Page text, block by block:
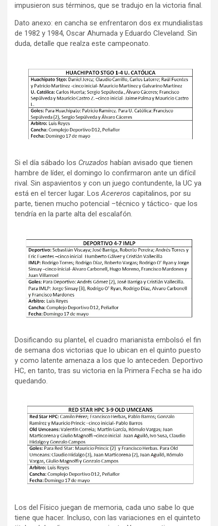
impusieron sus términos, que se tradujo en la victoria final.
Dato anexo: en cancha se enfrentaron dos ex mundialistas
de 1982 y 1984, Oscar Ahumada y Eduardo Cleveland. Sin
duda, detalle que realza este campeonato.
Si el día sábado los Cruzados habían avisado que tienen
hambre de líder, el domingo lo confirmaron ante un difícil
rival. Sin aspavientos y con un juego contundente, la UC ya
está en el tercer lugar. LosAcereros capitalinos, por su
parte, tienen mucho potencial –técnico y táctico- que los
tendría en la parte alta del escalafón.
Dosificando su plantel, el cuadro marianista embolsó el fin
de semana dos victorias que lo ubican en el quinto puesto
y como latente amenaza a los que lo anteceden. Deportivo
HC, en tanto, tras su victoria en la Primera Fecha se ha ido
quedando.
Los del Físico juegan de memoria, cada uno sabe lo que
tiene que hacer. Incluso, con las variaciones en el quinteto